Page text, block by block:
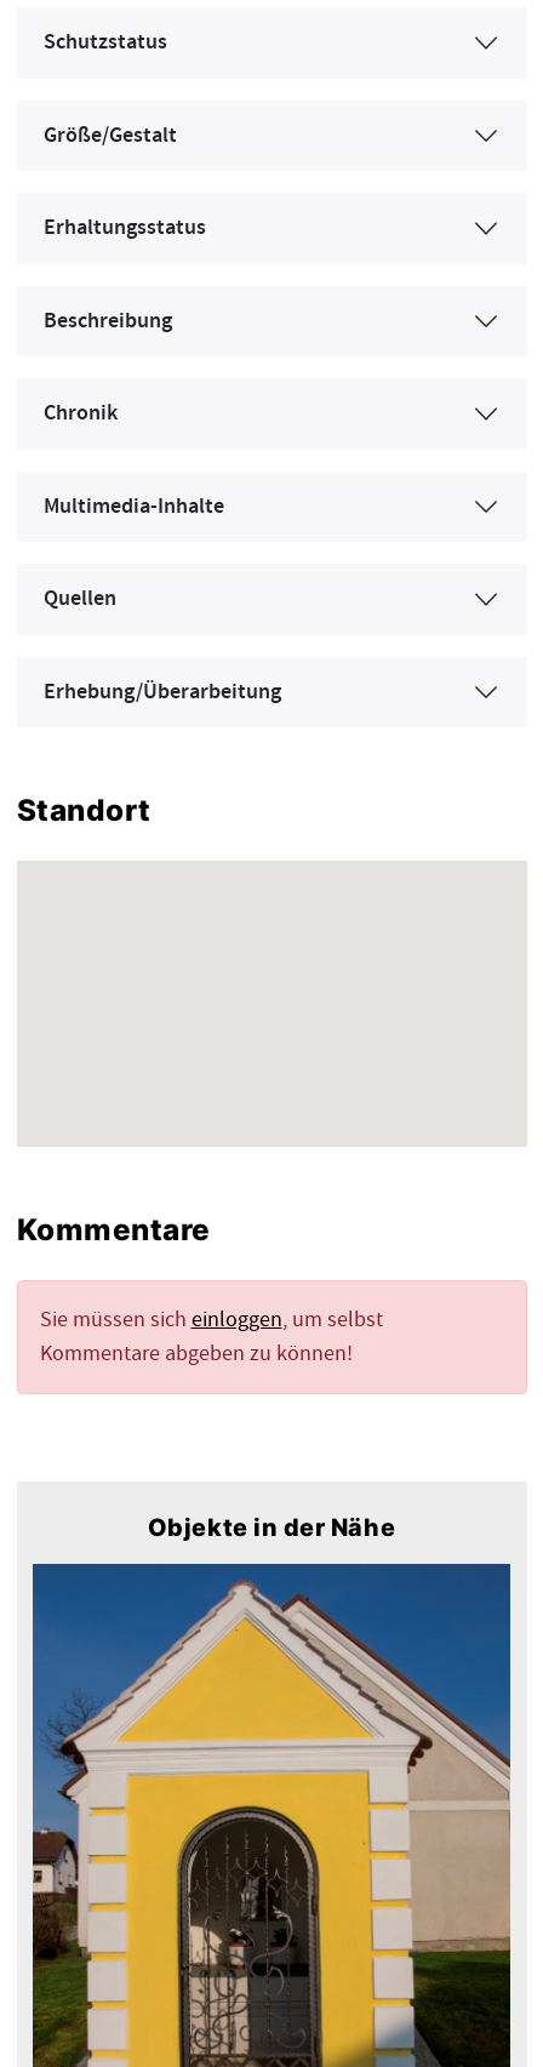
Schutzstatus
Größe/Gestalt
Erhaltungsstatus
Beschreibung
Chronik
Multimedia-Inhalte
Quellen
Erhebung/Überarbeitung
Standort
Kommentare
Sie müssen sich einloggen, um selbst
Kommentare abgeben zu können!
Objekte in der Nähe